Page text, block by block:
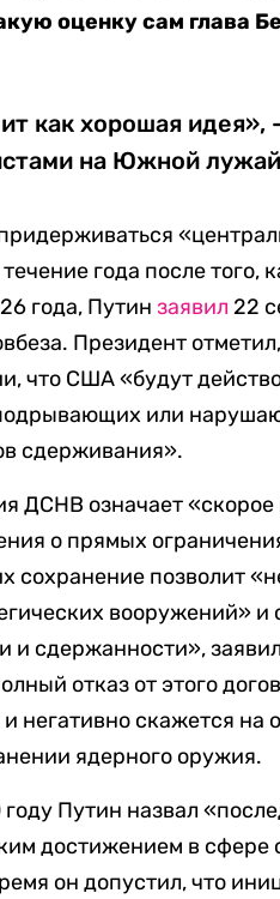
оценку сам глава
как хорошая идея»,
на Южной
года после того,
года, Путинзаявил 22
Президент
что США «будут
или
сдерживания».
ДСНВ означает
о прямых
сохранение позволит
вооружений»
и сдержанности»,
отказ от этого
негативно скажется на
ядерного оружия.
Путин назвал
достижением в сфере
он допустил, что